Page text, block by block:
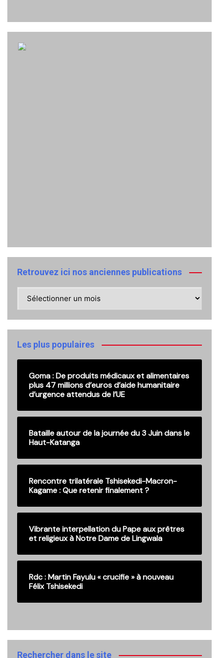
Retrouvez ici nos anciennes publications
anciennes
publications
Les plus populaires
Goma : De produits médicaux et alimentaires
plus 47 millions d’euros d’aide humanitaire
d’urgence attendus de l’UE
Bataille autour de la journée du 3 Juin dans le
Haut-Katanga
Rencontre trilatérale Tshisekedi-Macron-
Kagame : Que retenir finalement ?
Vibrante interpellation du Pape aux prêtres
et religieux à Notre Dame de Lingwala
Rdc : Martin Fayulu « crucifie » à nouveau
Félix Tshisekedi
Rechercher dans le site